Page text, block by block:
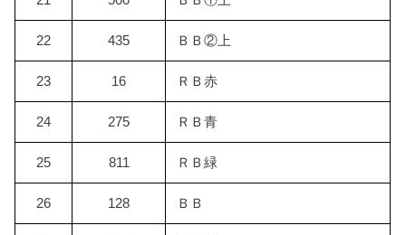
22 435 ＢＢ②上
23 16 ＲＢ赤
24 275 ＲＢ青
25 811 ＲＢ緑
26 128 ＢＢ